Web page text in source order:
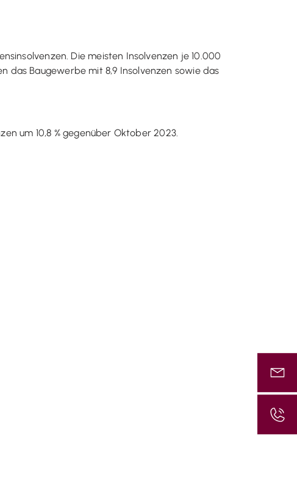
Die meisten Insolvenzen je 10.000
das Baugewerbe mit 8,9 Insolvenzen sowie das
um 10,8 % gegenüber Oktober 2023.